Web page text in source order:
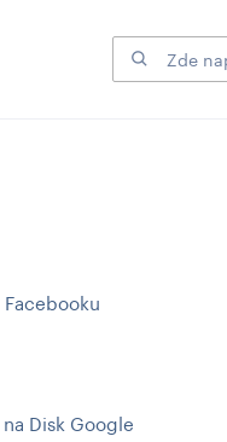
Disk Google